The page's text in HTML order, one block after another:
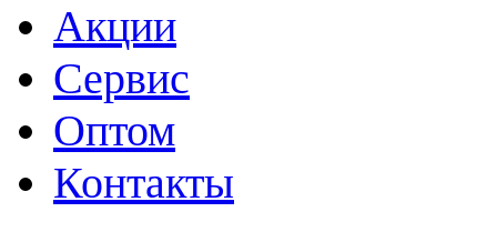
Акции
Сервис
Оптом
Контакты